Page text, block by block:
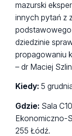
mazurski
innych pytań z
podstawowego
dziedzinie
propagowaniu
– dr Maciej
Kiedy: 5
Gdzie: Sala
Ekonomiczno-
255 Łódź.